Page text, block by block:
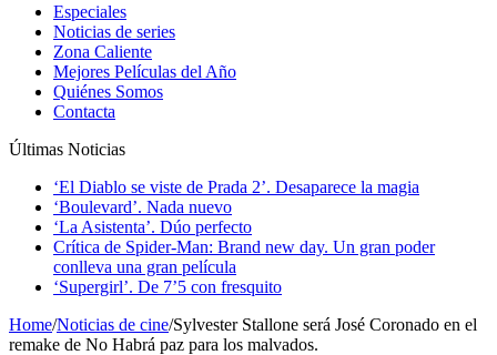
Especiales
Noticias de series
Zona Caliente
Mejores Películas del Año
Quiénes Somos
Contacta
Últimas Noticias
‘El Diablo se viste de Prada 2’. Desaparece la magia
‘Boulevard’. Nada nuevo
‘La Asistenta’. Dúo perfecto
Crítica de Spider-Man: Brand new day. Un gran poder
conlleva una gran película
‘Supergirl’. De 7’5 con fresquito
Home/Noticias de cine/Sylvester Stallone será José Coronado en el
remake de No Habrá paz para los malvados.